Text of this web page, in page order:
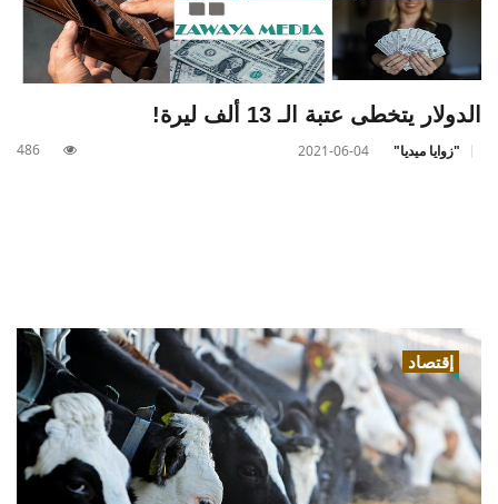
الدولار يتخطى عتبة الـ 13 ألف ليرة!
"زوايا ميديا" 2021-06-04
486
إقتصاد